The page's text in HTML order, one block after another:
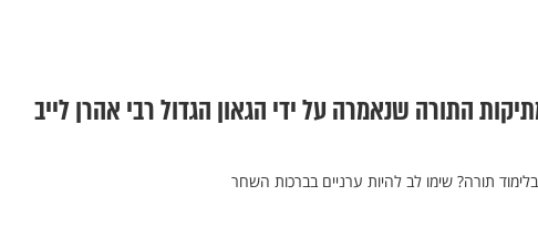
התורה שנאמרה על ידי הגאון הגדול רבי אהרן לייב
תורה? שימו לב להיות ערניים בברכות השחר